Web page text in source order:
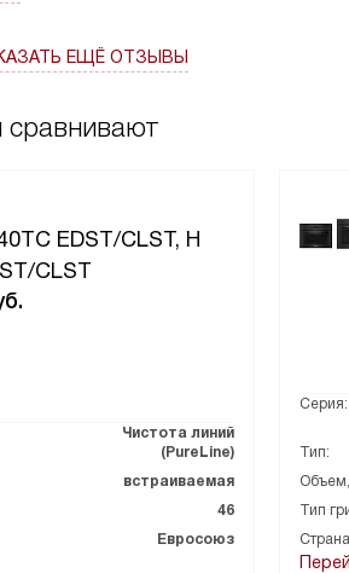
высохнет. Однажды, когда у меня
удивлена, как быстро и без проблем
Все кнопки и функции
пришлось долго изучать инструкцию,
Просто влюбилась в стильный
идеально вписалась в интерьер моей
украшением кухни. В общем, я
ЕЩЁ ОТЗЫВЫ
сравнивают
EDST/CLST, H
CLST
Чистота линий
(PureLine)
встраиваемая
46
Евросоюз
Серия:
Тип:
Тип